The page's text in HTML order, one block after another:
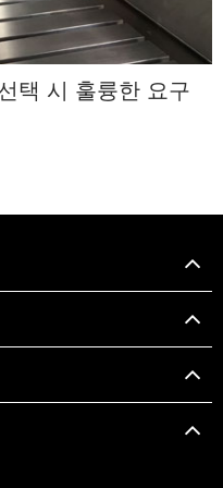
택 시 훌륭한 요구